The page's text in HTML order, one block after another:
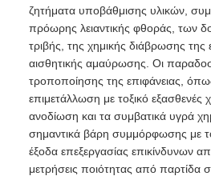
ζητήματα υποβάθμισης υλικών,
πρόωρης λειαντικής φθοράς, των
τριβής, της χημικής διάβρωσης της
αισθητικής αμαύρωσης. Οι
τροποποίησης της επιφάνειας,
επιμετάλλωση με τοξικό εξασθενές
ανοδίωση και τα συμβατικά υγρά
σημαντικά βάρη συμμόρφωσης με
έξοδα επεξεργασίας επικίνδυνων
μετρήσεις ποιότητας από παρτίδα